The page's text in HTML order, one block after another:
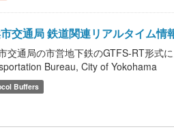
交通局 鉄道関連リアルタイム
交通局の市営地下鉄のGTFS-RT形式
Bureau, City of Yokohama
Buffers